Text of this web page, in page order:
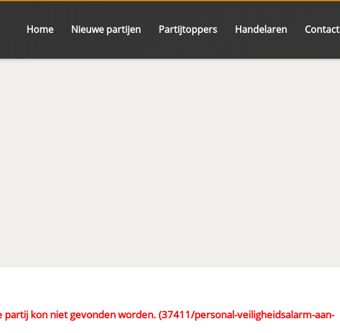
Home Nieuwe partijen Partijtoppers Handelaren Contact
partij kon niet gevonden worden. (37411/personal-veiligheidsalarm-aan-